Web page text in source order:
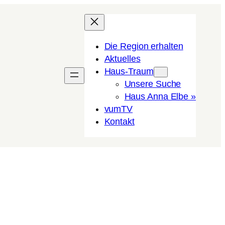
Die Region erhalten
Aktuelles
Haus-Traum
Unsere Suche
Haus Anna Elbe »
vumTV
Kon­takt